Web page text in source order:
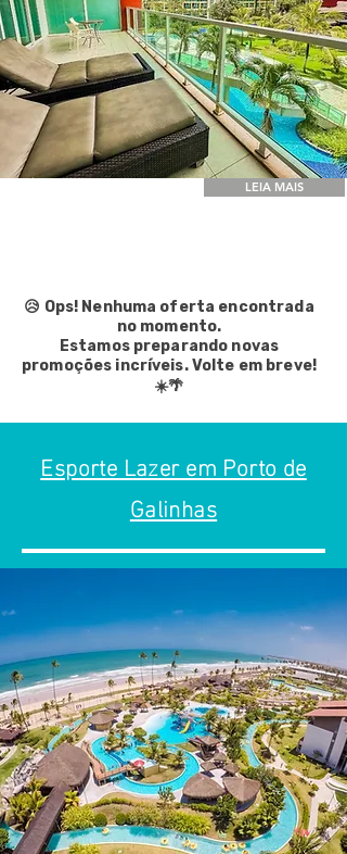
LEIA MAIS
😥 Ops! Nenhuma oferta encontrada
no momento.
Estamos preparando novas
promoções incríveis. Volte em breve!
☀️🌴
Esporte Lazer em Porto de
Galinhas